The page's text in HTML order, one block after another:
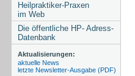
Heilpraktiker-Praxen
im Web
Die öffentliche HP- Adress-
Datenbank
Aktualisierungen:
aktuelle News
letzte Newsletter-Ausgabe (PDF)